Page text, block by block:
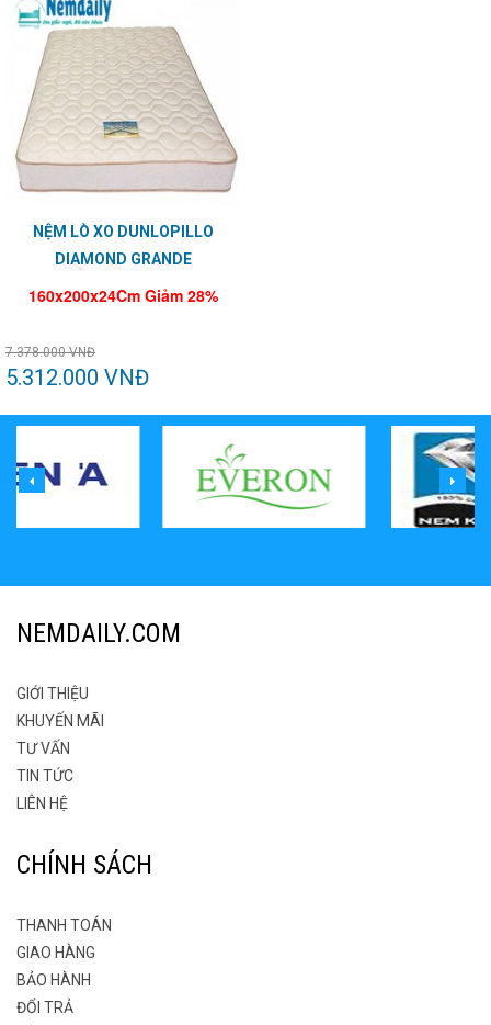
NỆM LÒ XO DUNLOPILLO
DIAMOND GRANDE
160x200x24Cm Giảm 28%
7.378.000 VNĐ
5.312.000 VNĐ
NEMDAILY.COM
GIỚI THIỆU
KHUYẾN MÃI
TƯ VẤN
TIN TỨC
LIÊN HỆ
CHÍNH SÁCH
THANH TOÁN
GIAO HÀNG
BẢO HÀNH
ĐỔI TRẢ